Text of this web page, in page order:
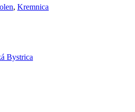
, Kremnica
Bystrica